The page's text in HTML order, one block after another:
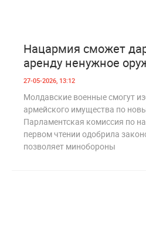
Нацармия сможет
аренду ненужное
27-05-2026, 13:12
Молдавские военные смогут
армейского имущества по
Парламентская комиссия по
первом чтении одобрила
позволяет минобороны